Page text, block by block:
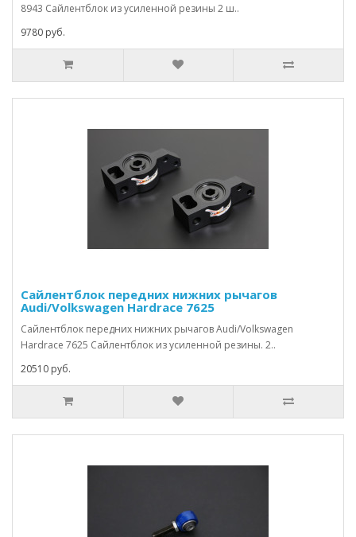
8943 Сайлентблок из усиленной резины 2 ш..
9780 руб.
Сайлентблок передних нижних рычагов
Audi/Volkswagen Hardrace 7625
Сайлентблок передних нижних рычагов Audi/Volkswagen
Hardrace 7625 Сайлентблок из усиленной резины. 2..
20510 руб.